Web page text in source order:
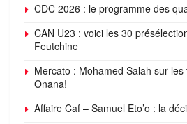
CDC 2026 : le programme des
CAN U23 : voici les 30
Feutchine
Mercato : Mohamed Salah sur les
Onana!
Affaire Caf – Samuel Eto’o : la